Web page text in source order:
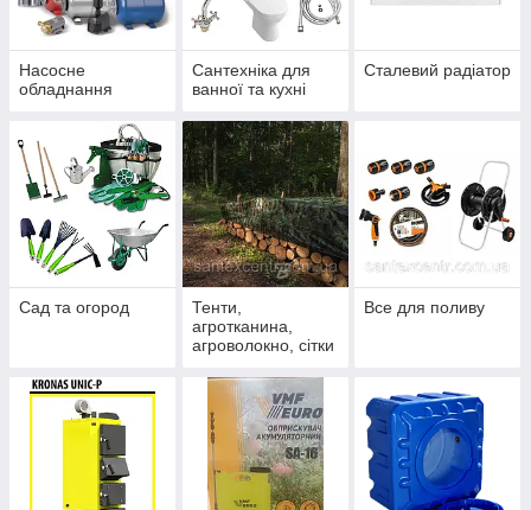
Насосне
обладнання
Сантехніка для
ванної та кухні
Сталевий радіатор
Сад та огород
Тенти,
агротканина,
агроволокно, сітки
Все для поливу